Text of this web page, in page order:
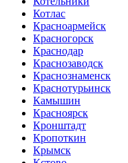
Котлас
Красноармейск
Красногорск
Краснодар
Краснозаводск
Краснознаменск
Краснотурьинск
Камышин
Красноярск
Кронштадт
Кропоткин
Крымск